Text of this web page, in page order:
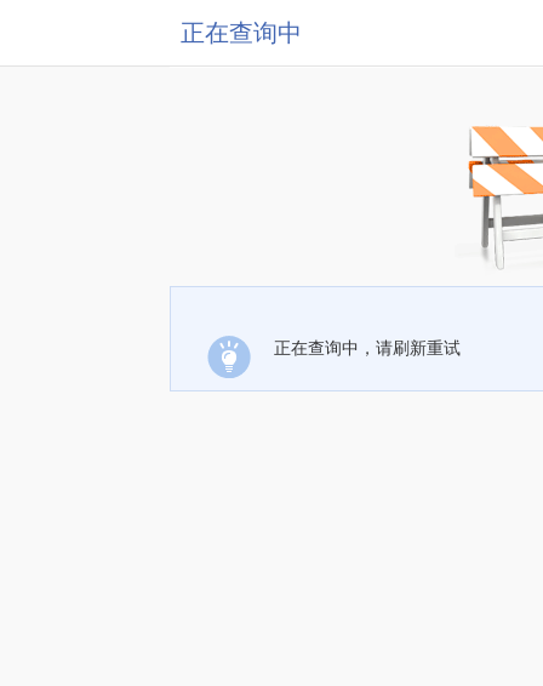
正在查询中
正在查询中，请刷新重试